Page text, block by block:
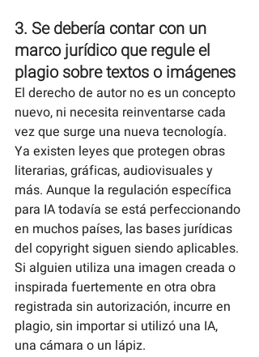
3. Se debería contar con un
marco jurídico que regule el
plagio sobre textos o imágenes
El derecho de autor no es un concepto
nuevo, ni necesita reinventarse cada
vez que surge una nueva tecnología.
Ya existen leyes que protegen obras
literarias, gráficas, audiovisuales y
más. Aunque la regulación específica
para IA todavía se está perfeccionando
en muchos países, las bases jurídicas
del copyright siguen siendo aplicables.
Si alguien utiliza una imagen creada o
inspirada fuertemente en otra obra
registrada sin autorización, incurre en
plagio, sin importar si utilizó una IA,
una cámara o un lápiz.